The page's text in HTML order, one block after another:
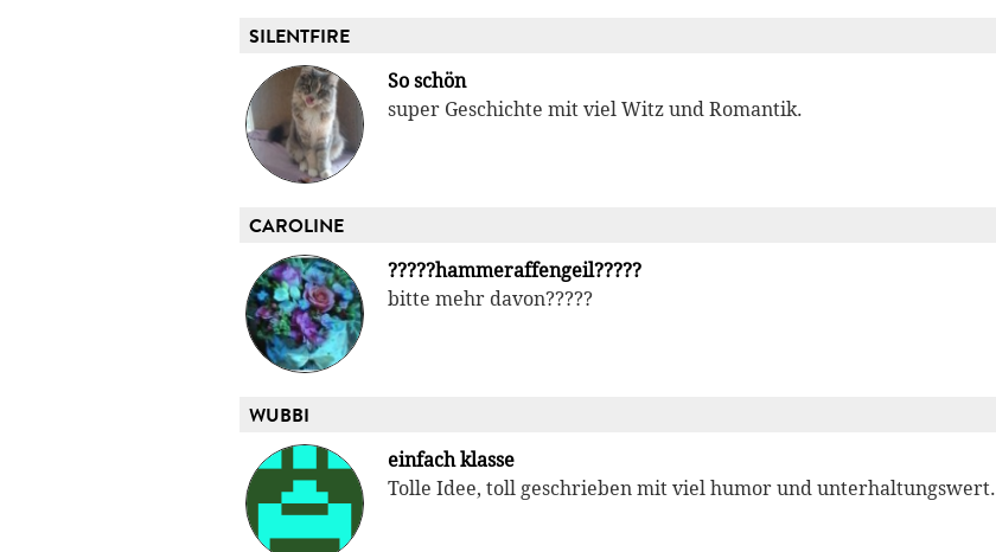
SILENTFIRE
So schön
super Geschichte mit viel Witz und Romantik.
CAROLINE
?????hammeraffengeil?????
bitte mehr davon?????
WUBBI
einfach klasse
Tolle Idee, toll geschrieben mit viel humor und unterhaltungswert.